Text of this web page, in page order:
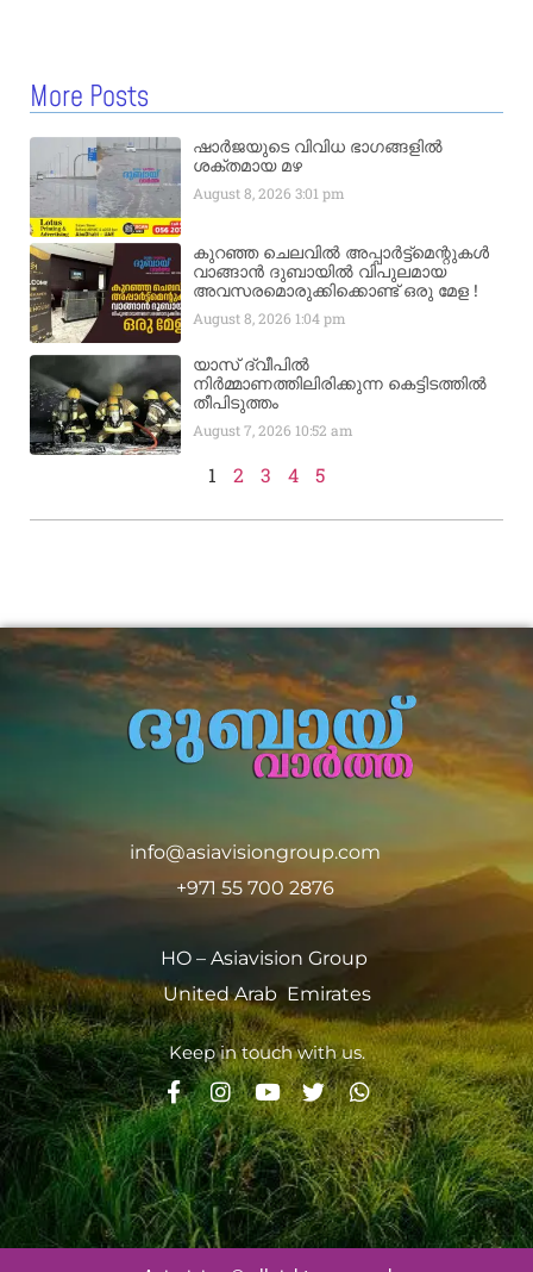
More Posts
ഷാർജയുടെ വിവിധ ഭാഗങ്ങളിൽ
ശക്തമായ മഴ
August 8, 20263:01 pm
കുറഞ്ഞ ചെലവിൽ അപ്പാർട്ട്മെന്റുകൾ
വാങ്ങാൻ ദുബായിൽ വിപുലമായ
അവസരമൊരുക്കിക്കൊണ്ട് ഒരു മേള !
August 8, 2026 1:04 pm
യാസ് ദ്വീപിൽ
നിർമ്മാണത്തിലിരിക്കുന്ന കെട്ടിടത്തിൽ
തീപിടുത്തം
August 7, 2026 10:52 am
1 2 3 4 5
info@asiavisiongroup.com
+971 55 700 2876
HO – Asiavision Group
United Arab Emirates
Keep in touch with us.